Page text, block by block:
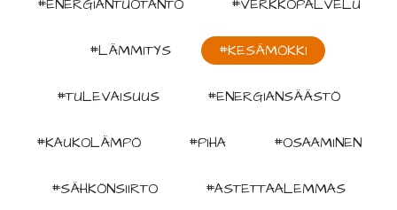
#ENERGIANTUOTANTO #VERKKOPALVELU
#LÄMMITYS #KESÄMÖKKI
#TULEVAISUUS #ENERGIANSÄÄSTÖ
#KAUKOLÄMPÖ #PIHA #OSAAMINEN
#SÄHKÖNSIIRTO #ASTETTAALEMMAS